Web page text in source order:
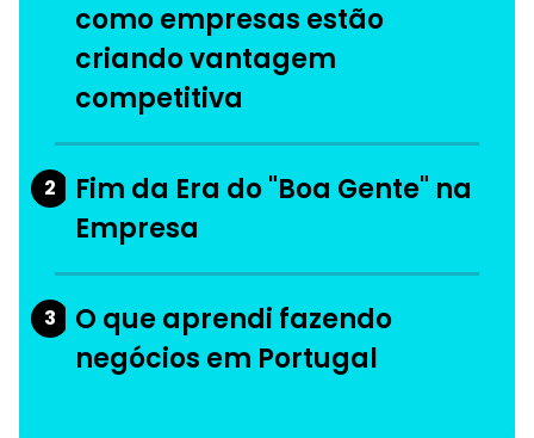
como empresas estão
criando vantagem
competitiva
2
Fim da Era do "Boa Gente" na
Empresa
3
O que aprendi fazendo
negócios em Portugal